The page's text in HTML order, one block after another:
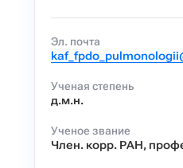
Эл. почта
Ученая степень
д.м.н.
Ученое звание
Член. корр. РАН,